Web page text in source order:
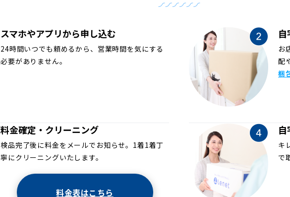
スマホやアプリから申し込む
24時間いつでも頼めるから、営業時間を気にする
必要がありません。
お
配
梱
料金確定・クリーニング
検品完了後に料金をメールでお知らせ。1着1着丁
寧にクリーニングいたします。
料金表はこちら
キ
で